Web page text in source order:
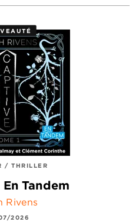
/ THRILLER
Tandem
Rivens
2026